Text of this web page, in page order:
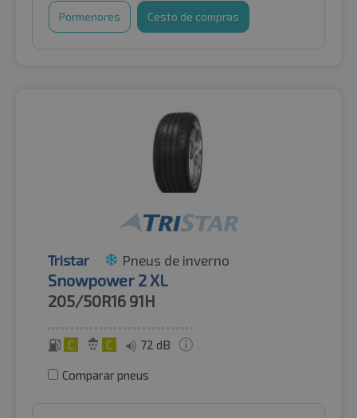
Pormenores Cesto de compras
Tristar Pneus de inverno
Snowpower 2 XL
205/50R16 91H
C C 72 dB
Comparar pneus